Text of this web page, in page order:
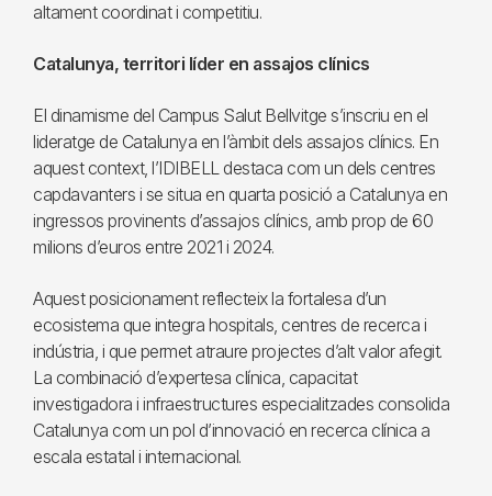
altament coordinat i competitiu.
Catalunya, territori líder en assajos clínics
El dinamisme del Campus Salut Bellvitge s’inscriu en el
lideratge de Catalunya en l’àmbit dels assajos clínics. En
aquest context, l’IDIBELL destaca com un dels centres
capdavanters i se situa en quarta posició a Catalunya en
ingressos provinents d’assajos clínics, amb prop de 60
milions d’euros entre 2021 i 2024.
Aquest posicionament reflecteix la fortalesa d’un
ecosistema que integra hospitals, centres de recerca i
indústria, i que permet atraure projectes d’alt valor afegit.
La combinació d’expertesa clínica, capacitat
investigadora i infraestructures especialitzades consolida
Catalunya com un pol d’innovació en recerca clínica a
escala estatal i internacional.